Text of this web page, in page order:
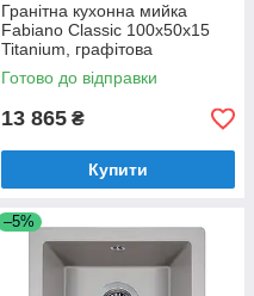
Гранітна кухонна мийка
Fabiano Classic 100x50x15
Titanium, графітова
півторачашева з крилом
8221.301.0020
Готово до відправки
13 865 ₴
Купити
–5%